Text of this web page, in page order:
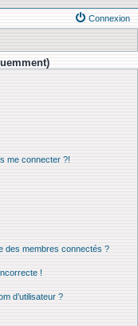
Connexion
me connecter ?!
des membres connectés ?
!
d’utilisateur ?